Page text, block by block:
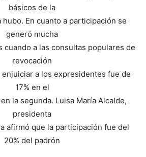
básicos de la
hubo. En cuanto a participación se
generó mucha
a las consultas populares de
revocación
enjuiciar a los expresidentes fue de
17% en el
la segunda. Luisa María Alcalde,
presidenta
afirmó que la participación fue del
20% del padrón